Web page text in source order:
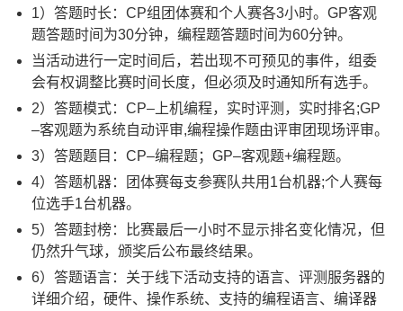
1）答题时长：CP组团体赛和个人赛各3小时。GP客观
题答题时间为30分钟，编程题答题时间为60分钟。
当活动进行一定时间后，若出现不可预见的事件，组委
会有权调整比赛时间长度，但必须及时通知所有选手。
2）答题模式：CP–上机编程，实时评测，实时排名;GP
–客观题为系统自动评审,编程操作题由评审团现场评审。
3）答题题目：CP–编程题；GP–客观题+编程题。
4）答题机器：团体赛每支参赛队共用1台机器;个人赛每
位选手1台机器。
5）答题封榜：比赛最后一小时不显示排名变化情况，但
仍然升气球，颁奖后公布最终结果。
6）答题语言：关于线下活动支持的语言、评测服务器的
详细介绍，硬件、操作系统、支持的编程语言、编译器